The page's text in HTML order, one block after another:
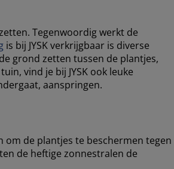
Tegenwoordig werkt de
is bij JYSK verkrijgbaar is diverse
grond zetten tussen de plantjes,
vind je bij JYSK ook leuke
aanspringen.
om de plantjes te beschermen tegen
de heftige zonnestralen de